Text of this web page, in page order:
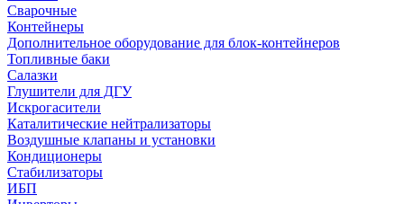
Сварочные
Контейнеры
Дополнительное оборудование для блок-контейнеров
Топливные баки
Салазки
Глушители для ДГУ
Искрогасители
Каталитические нейтрализаторы
Воздушные клапаны и установки
Кондиционеры
Стабилизаторы
ИБП